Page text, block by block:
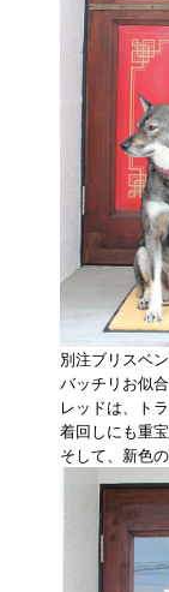
別注ブリスベ
バッチリお似合
レッドは、ト
着回しにも重
そして、新色